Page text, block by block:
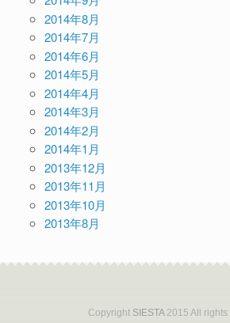
2014年8月
2014年7月
2014年6月
2014年5月
2014年4月
2014年3月
2014年2月
2014年1月
2013年12月
2013年11月
2013年10月
2013年8月
CopyrightSIESTA 2015 All rights